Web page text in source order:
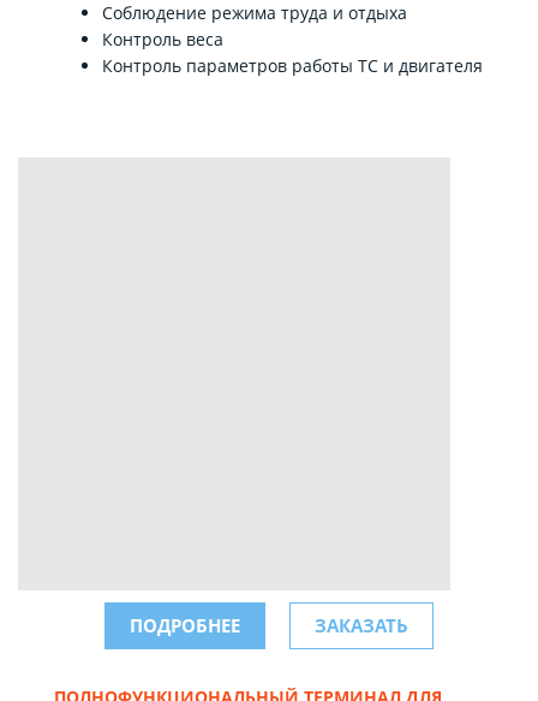
Соблюдение режима труда и отдыха
Контроль веса
Контроль параметров работы ТС и двигателя
ПОДРОБНЕЕ ЗАКАЗАТЬ